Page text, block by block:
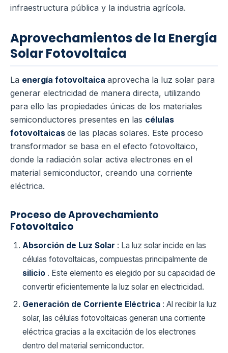
infraestructura pública y la industria agrícola.
Aprovechamientos de la Energía
Solar Fotovoltaica
La energía fotovoltaica aprovecha la luz solar para
generar electricidad de manera directa, utilizando
para ello las propiedades únicas de los materiales
semiconductores presentes en las células
fotovoltaicas de las placas solares. Este proceso
transformador se basa en el efecto fotovoltaico,
donde la radiación solar activa electrones en el
material semiconductor, creando una corriente
eléctrica.
Proceso de Aprovechamiento
Fotovoltaico
Absorción de Luz Solar : La luz solar incide en las
células fotovoltaicas, compuestas principalmente de
silicio . Este elemento es elegido por su capacidad de
convertir eficientemente la luz solar en electricidad.
Generación de Corriente Eléctrica : Al recibir la luz
solar, las células fotovoltaicas generan una corriente
eléctrica gracias a la excitación de los electrones
dentro del material semiconductor.